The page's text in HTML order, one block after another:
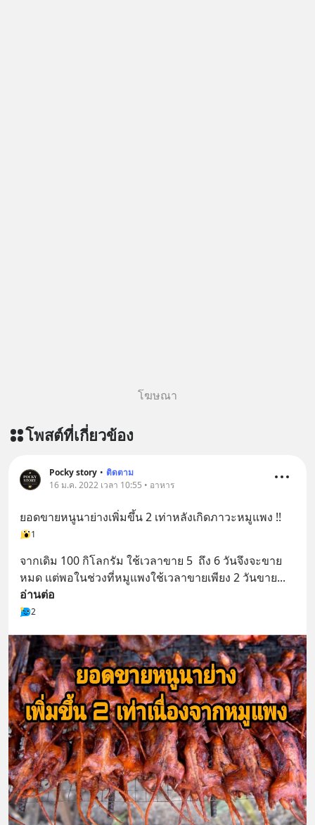
โฆษณา
โพสต์ที่เกี่ยวข้อง
Pocky story • ติดตาม
16 ม.ค. 2022 เวลา 10:55 • อาหาร
ยอดขายหนูนาย่างเพิ่มขึ้น 2 เท่าหลังเกิดภาวะหมูแพง !!
1
จากเดิม 100 กิโลกรัม ใช้เวลาขาย 5  ถึง 6 วันจึงจะขาย
หมด แต่พอในช่วงที่หมูแพงใช้เวลาขายเพียง 2 วันขาย
อ่านต่อ
2